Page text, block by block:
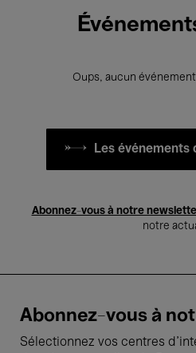
Oups, aucun
Les événements
Abonnez-vous à notre
notre
Abonnez-vous à
Sélectionnez vos centres